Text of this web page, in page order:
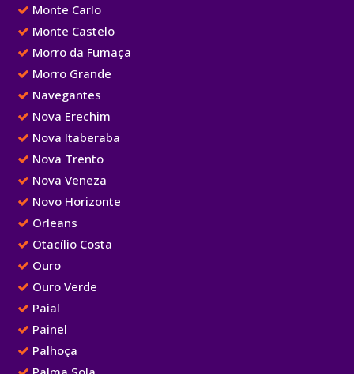
Monte Carlo
Monte Castelo
Morro da Fumaça
Morro Grande
Navegantes
Nova Erechim
Nova Itaberaba
Nova Trento
Nova Veneza
Novo Horizonte
Orleans
Otacílio Costa
Ouro
Ouro Verde
Paial
Painel
Palhoça